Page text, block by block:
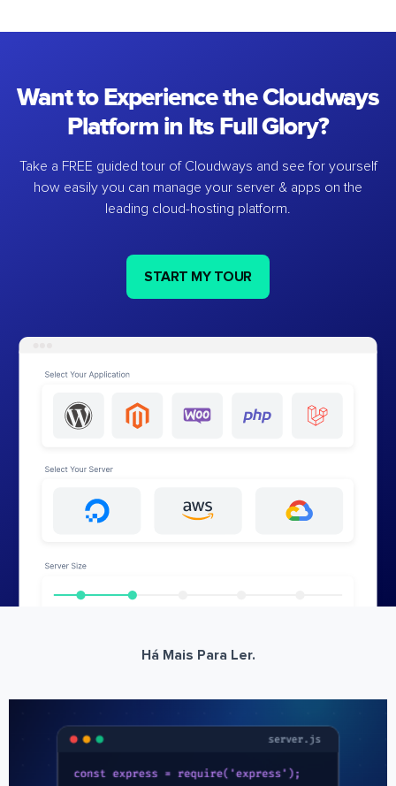
Want to Experience the Cloudways
Platform in Its Full Glory?
Take a FREE guided tour of Cloudways and see for yourself
how easily you can manage your server & apps on the
leading cloud-hosting platform.
START MY TOUR
Há Mais Para Ler.